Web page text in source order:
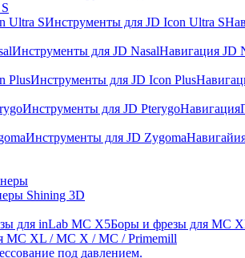
Ultra SИнструменты для JD Icon Ultra S
Инструменты для JD NasalНавигация JD
PlusИнструменты для JD Icon Plus
Инструменты для JD PterygoНавигация
Инструменты для JD Zygoma
Shining 3D
для inLab MC X5Боры и фрезы для MC
MC XL / MC X / MC / Primemill
под давлением.